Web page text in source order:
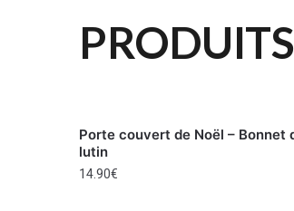
Porte couvert de Noël – Bonnet
lutin
14.90€